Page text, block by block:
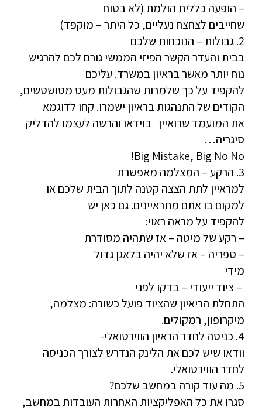
– הופעה כללית הולמת (לא בטוח
שחייבים לצחצח נעליים, כל היתר – מוקפד)
2. גבולות – הנוכחות שלכם
בבית והעדר הקשר הפיזי הממשי גורם לכם להרגיש
נוח יותר מאשר בראיון במשרד. עליכם
להקפיד על כך שלמרות שהגבולות מעט מטושטשים,
הקודים של התנהגות בראיון ישמרו. קחו לדוגמא
את המועמד שרואיין בוידאו והרשה לעצמו להדליק
סיגריה…
Big Mistake, Big No No!
3. הרקע – המצלמה מאפשרת
למראיין לתת הצצה קטנה לתוך הבית שלכם או
למקום בו אתם מתראיינים. גם כאן יש
להקפיד על מראה ראוי:
– רקע של מיטה – אז שתהיה מסודרת
– ספריה – אז שלא יהיה בלאגן גדול
מידי
– ציוד ייעודי – בדקו לפני
התחלת הריאיון שהציוד פועל כשורה: מצלמה,
מיקרופון, רמקולים.
4. כניסה לחדר הראיון הווירטואלי-
וודאו שיש לכם את הלינק הנדרש לצורך הכניסה
לחדר הווירטואלי.
5. מה עוד קורה במחשב שלכם?
סגרו את כל האפליקציות האחרות העובדות במחשב,